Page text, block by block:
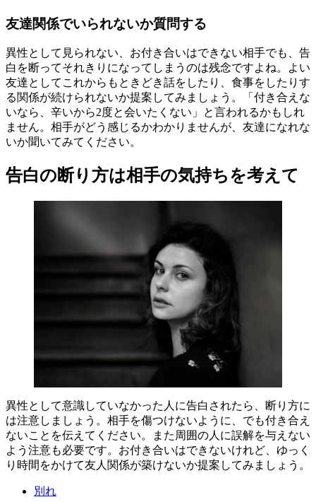
友達関係でいられないか質問する
異性として見られない、お付き合いはできない相手でも、告
白を断ってそれきりになってしまうのは残念ですよね。よい
友達としてこれからもときどき話をしたり、食事をしたりす
る関係が続けられないか提案してみましょう。「付き合えな
いなら、辛いから2度と会いたくない」と言われるかもしれ
ません。相手がどう感じるかわかりませんが、友達になれな
いか聞いてみてください。
告白の断り方は相手の気持ちを考えて
異性として意識していなかった人に告白されたら、断り方に
は注意しましょう。相手を傷つけないように、でも付き合え
ないことを伝えてください。また周囲の人に誤解を与えない
よう注意も必要です。お付き合いはできないけれど、ゆっく
り時間をかけて友人関係が築けないか提案してみましょう。
別れ